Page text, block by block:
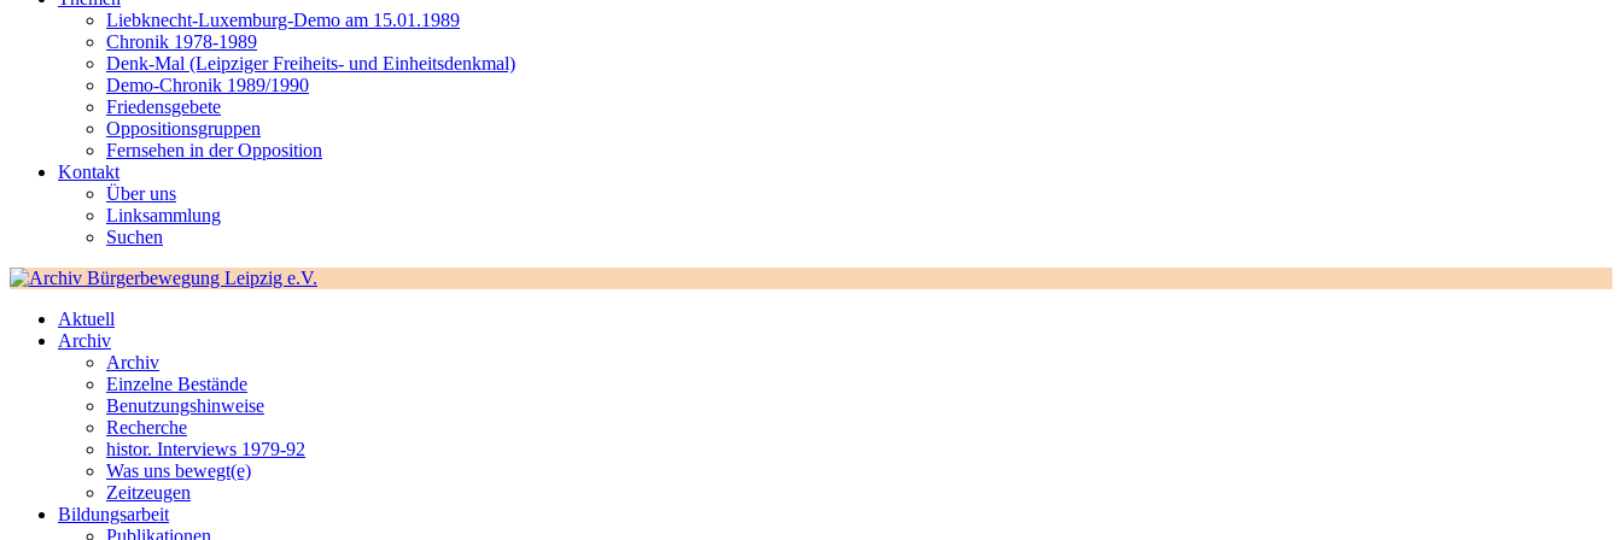
Liebknecht-Luxemburg-Demo am 15.01.1989
Chronik 1978-1989
Denk-Mal (Leipziger Freiheits- und Einheitsdenkmal)
Demo-Chronik 1989/1990
Friedensgebete
Oppositionsgruppen
Fernsehen in der Opposition
Kontakt
Über uns
Linksammlung
Suchen
Aktuell
Archiv
Archiv
Einzelne Bestände
Benutzungshinweise
Recherche
histor. Interviews 1979-92
Was uns bewegt(e)
Zeitzeugen
Bildungsarbeit
Publikationen